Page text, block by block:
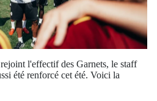
l'effectif des Garnets, le staff
été renforcé cet été. Voici la